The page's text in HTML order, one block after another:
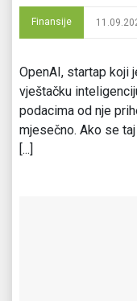
Finansije
OpenAI, startap koji
vještačku
podacima od nje
mjesečno. Ako se
[...]